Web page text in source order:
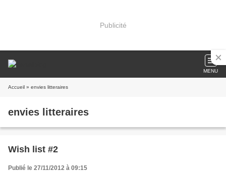
Publicité
MENU
Accueil » envies litteraires
envies litteraires
Wish list #2
Publié le 27/11/2012 à 09:15